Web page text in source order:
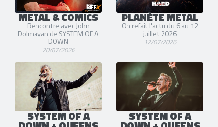
METAL & COMICS
Rencontre avec John
Dolmayan de SYSTEM OF A
DOWN
20/07/2026
PLANÈTE METAL
On refait l'actu du 6 au 12
juillet 2026
12/07/2026
SYSTEM OF A SYSTEM OF A